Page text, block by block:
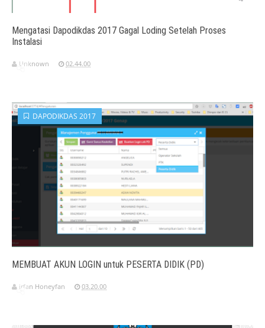
Mengatasi Dapodikdas 2017 Gagal Loding Setelah Proses
Instalasi
Unknown 02.44.00
MEMBUAT AKUN LOGIN untuk PESERTA DIDIK (PD)
DAPODIKDAS 2017
irfan Honeyfan 03.20.00